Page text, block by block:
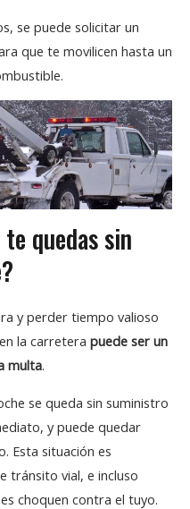
se puede solicitar un
que te movilicen hasta un
quedas sin
y perder tiempo valioso
la carretera puede ser un
multa.
se queda sin suministro
y puede quedar
Esta situación es
tránsito vial, e incluso
choquen contra el tuyo.